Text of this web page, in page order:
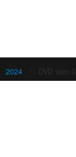
2024 DVD vom